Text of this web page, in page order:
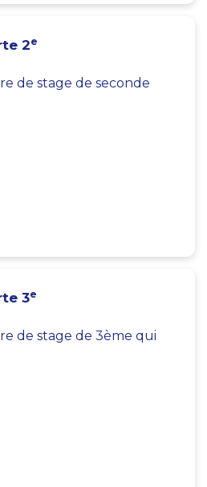
2e
de stage de seconde
3e
de stage de 3ème qui